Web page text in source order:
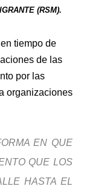
(RSM).
tiempo de
de las
por las
organizaciones
EN QUE
QUE LOS
HASTA EL